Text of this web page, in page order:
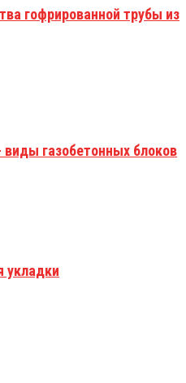
гофрированной трубы из
виды газобетонных блоков
укладки